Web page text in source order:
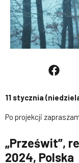
11 stycznia
Po projekcji
„Prześwit”,
2024, Polska